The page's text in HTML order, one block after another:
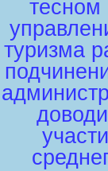
тесном
туризма